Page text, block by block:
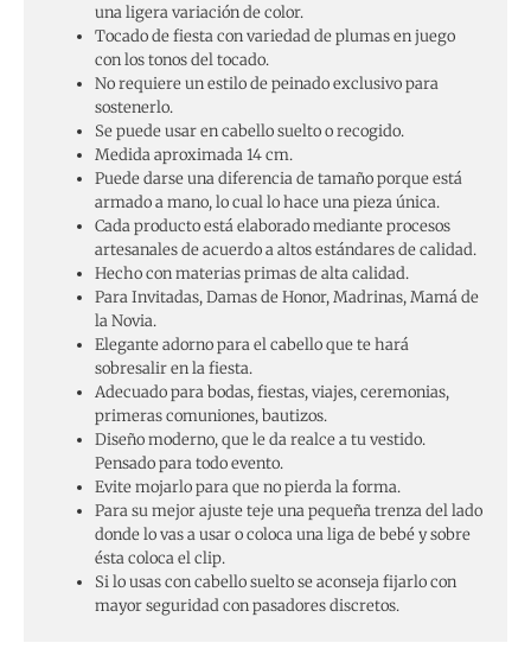
una ligera variación de color.
Tocado de fiesta con variedad de plumas en juego
con los tonos del tocado.
No requiere un estilo de peinado exclusivo para
sostenerlo.
Se puede usar en cabello suelto o recogido.
Medida aproximada 14 cm.
Puede darse una diferencia de tamaño porque está
armado a mano, lo cual lo hace una pieza única.
Cada producto está elaborado mediante procesos
artesanales de acuerdo a altos estándares de calidad.
Hecho con materias primas de alta calidad.
Para Invitadas, Damas de Honor, Madrinas, Mamá de
la Novia.
Elegante adorno para el cabello que te hará
sobresalir en la fiesta.
Adecuado para bodas, fiestas, viajes, ceremonias,
primeras comuniones, bautizos.
Diseño moderno, que le da realce a tu vestido.
Pensado para todo evento.
Evite mojarlo para que no pierda la forma.
Para su mejor ajuste teje una pequeña trenza del lado
donde lo vas a usar o coloca una liga de bebé y sobre
ésta coloca el clip.
Si lo usas con cabello suelto se aconseja fijarlo con
mayor seguridad con pasadores discretos.